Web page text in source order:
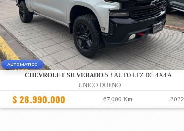
AUTOMATICO
CHEVROLET SILVERADO5.3 AUTO LTZ DC 4X4 A
ÚNICO DUEÑO
$ 28.990.000 67.000 Km 2022